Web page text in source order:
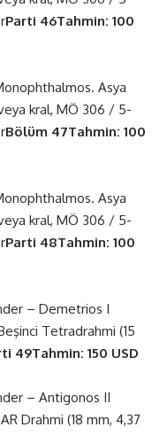
Parti 46Tahmin: 100
Asya
kral, MÖ 306 / 5-
Bölüm 47Tahmin: 100
Asya
kral, MÖ 306 / 5-
Parti 48Tahmin: 100
– Demetrios I
Tetradrahmi (15
49Tahmin: 150 USD
– Antigonos II
Drahmi (18 mm, 4,37